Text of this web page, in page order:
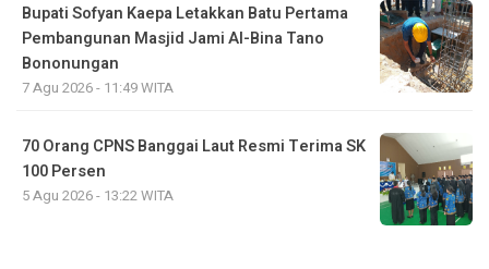
Bupati Sofyan Kaepa Letakkan Batu Pertama
Pembangunan Masjid Jami Al-Bina Tano
Bononungan
7 Agu 2026 - 11:49 WITA
70 Orang CPNS Banggai Laut Resmi Terima SK
100 Persen
5 Agu 2026 - 13:22 WITA